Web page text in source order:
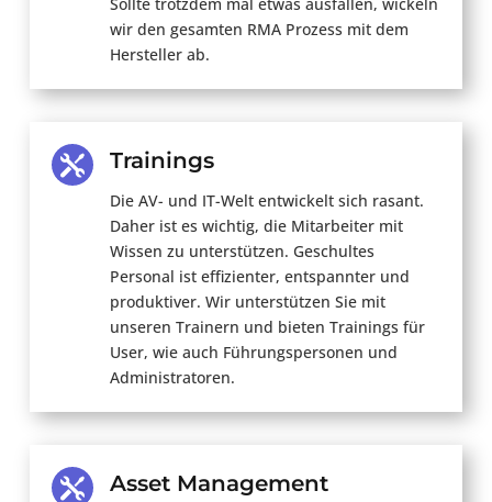
wir den gesamten RMA Prozess mit dem
Hersteller ab.
 Trainings
Die AV- und IT-Welt entwickelt sich rasant.
Daher ist es wichtig, die Mitarbeiter mit
Wissen zu unterstützen. Geschultes
Personal ist effizienter, entspannter und
produktiver. Wir unterstützen Sie mit
unseren Trainern und bieten Trainings für
User, wie auch Führungspersonen und
Administratoren.
 Asset Management